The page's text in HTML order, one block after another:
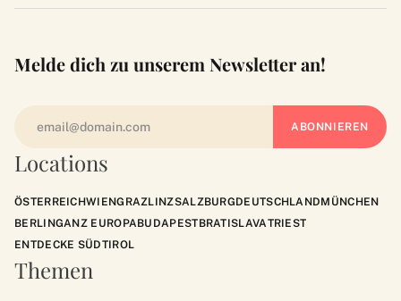
Locations
ÖSTERREICHWIENGRAZLINZSALZBURGDEUTSCHLANDMÜNCHEN
BERLINGANZ EUROPABUDAPESTBRATISLAVATRIEST
ENTDECKE SÜDTIROL
Themen
Melde dich zu unserem Newsletter an!